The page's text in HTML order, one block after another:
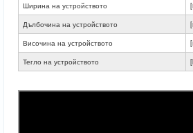
Ширина на устройството
Дълбочина на устройството
Височина на устройството
Тегло на устройството